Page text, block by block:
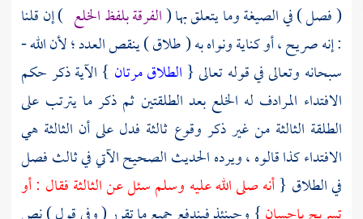
( فصل ) في الصيغة وما يتعلق بها (الفرقة بلفظ الخلع ) إن قلنا
: إنه صريح ، أو كناية ونواه به ( طلاق ) ينقص العدد ؛ لأن الله -
سبحانه وتعالى في قوله تعالى { الطلاق مرتان } الآية ذكر حكم
الافتداء المرادف له الخلع بعد الطلقتين ثم ذكر ما يترتب على
الطلقة الثالثة من غير ذكر وقوع ثالثة فدل على أن الثالثة هي
الافتداء كذا قالوه ، ويرده الحديث الصحيح الآتي في ثالث فصل
في الطلاق {أنه صلى الله عليه وسلم سئل عن الثالثة فقال : أو